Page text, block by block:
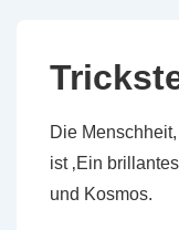
Die
ist ‚Ein
und Kosmos.